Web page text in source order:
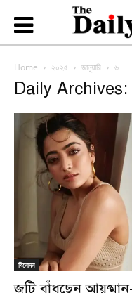
Home ২০২৫ জানুয়ারি ৬
Daily
বিনোদন
জুটি বাঁধছেন